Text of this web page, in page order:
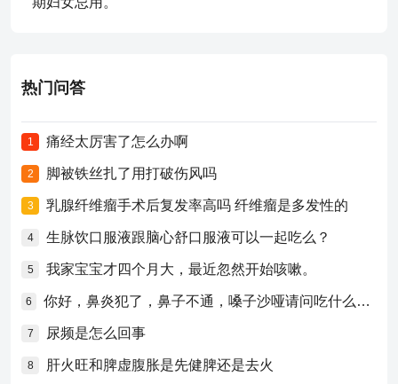
热门问答
1 痛经太厉害了怎么办啊
2 脚被铁丝扎了用打破伤风吗
3 乳腺纤维瘤手术后复发率高吗 纤维瘤是多发性的
4 生脉饮口服液跟脑心舒口服液可以一起吃么？
5 我家宝宝才四个月大，最近忽然开始咳嗽。
6 你好，鼻炎犯了，鼻子不通，嗓子沙哑请问吃什么药比较好？
7 尿频是怎么回事
8 肝火旺和脾虚腹胀是先健脾还是去火